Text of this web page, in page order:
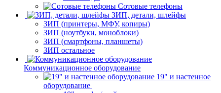
Сотовые телефоны
ЗИП, детали, шлейфы
ЗИП (принтеры, МФУ, копиры)
ЗИП (ноутбуки, моноблоки)
ЗИП (смартфоны, планшеты)
ЗИП остальное
Коммуникационное оборудование
19" и настенное
оборудование